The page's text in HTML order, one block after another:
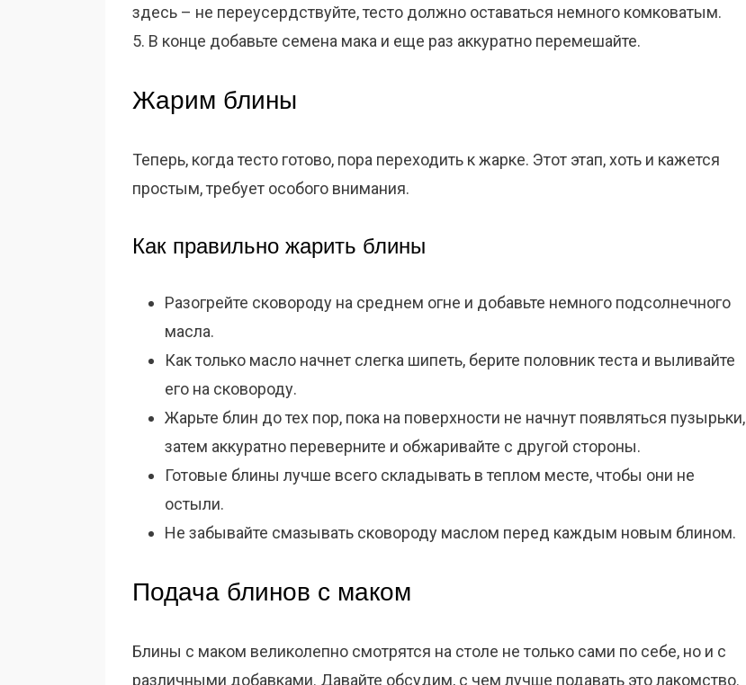
здесь – не переусердствуйте, тесто должно оставаться немного комковатым.
5. В конце добавьте семена мака и еще раз аккуратно перемешайте.
Жарим блины
Теперь, когда тесто готово, пора переходить к жарке. Этот этап, хоть и кажется
простым, требует особого внимания.
Как правильно жарить блины
Разогрейте сковороду на среднем огне и добавьте немного подсолнечного
масла.
Как только масло начнет слегка шипеть, берите половник теста и выливайте
его на сковороду.
Жарьте блин до тех пор, пока на поверхности не начнут появляться пузырьки,
затем аккуратно переверните и обжаривайте с другой стороны.
Готовые блины лучше всего складывать в теплом месте, чтобы они не
остыли.
Не забывайте смазывать сковороду маслом перед каждым новым блином.
Подача блинов с маком
Блины с маком великолепно смотрятся на столе не только сами по себе, но и с
различными добавками. Давайте обсудим, с чем лучше подавать это лакомство.